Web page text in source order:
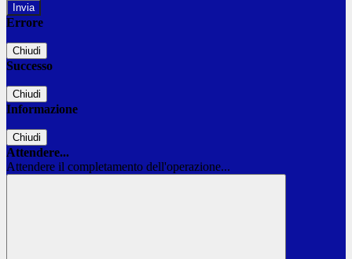
Errore
Chiudi
Successo
Chiudi
Informazione
Chiudi
Attendere...
Attendere il completamento dell'operazione...